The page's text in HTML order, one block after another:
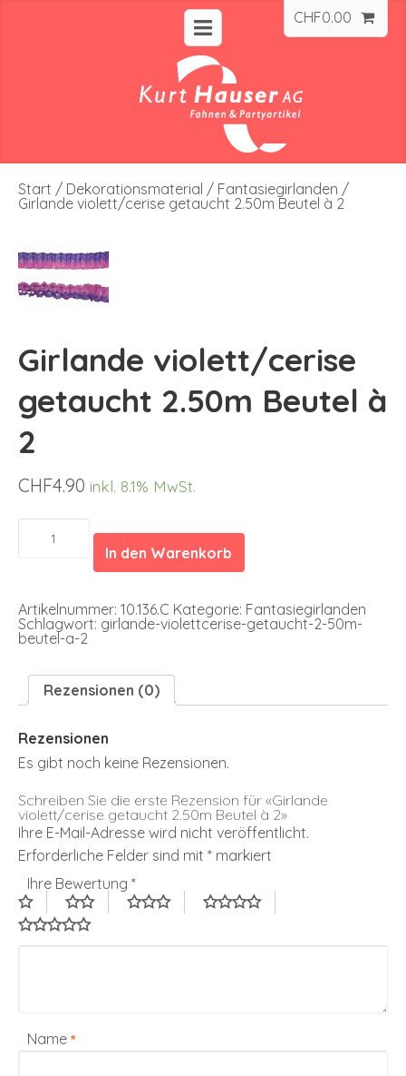
CHF0.00
Start / Dekorationsmaterial / Fantasiegirlanden /
Girlande violett/cerise getaucht 2.50m Beutel à 2
Girlande violett/cerise
getaucht 2.50m Beutel à
2
CHF4.90 inkl. 8.1% MwSt.
Girlande
violett/cerise
getaucht
2
Menge
In den Warenkorb
Artikelnummer: 10.136.C Kategorie: Fantasiegirlanden
Schlagwort: girlande-violettcerise-getaucht-2-50m-
beutel-a-2
Rezensionen (0)
Rezensionen
Es gibt noch keine Rezensionen.
Schreiben Sie die erste Rezension für «Girlande
violett/cerise getaucht 2.50m Beutel à 2»
Ihre E-Mail-Adresse wird nicht veröffentlicht.
Erforderliche Felder sind mit * markiert
Ihre Bewertung *
Name *